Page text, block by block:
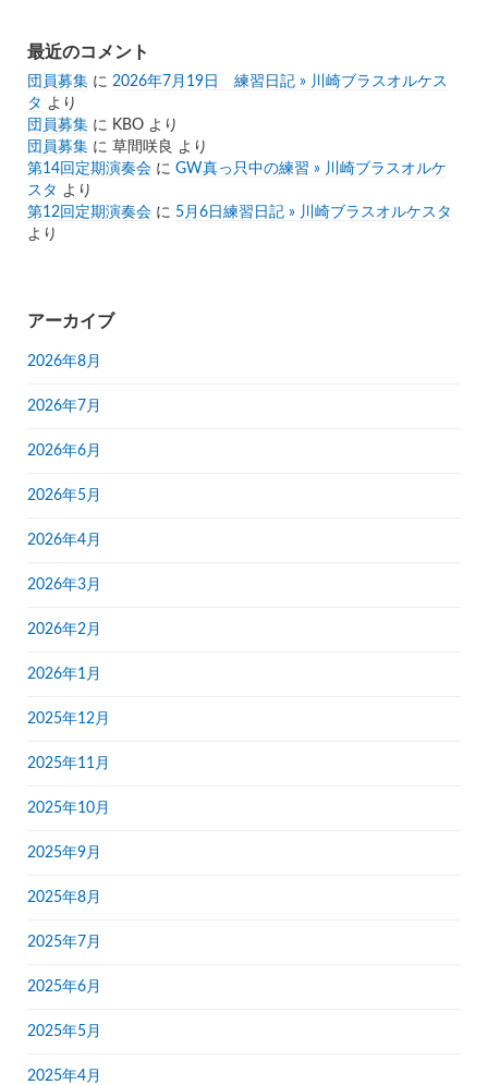
最近のコメント
団員募集 に 2026年7月19日 練習日記 » 川崎ブラスオルケス
タ より
団員募集 に KBO より
団員募集 に 草間咲良 より
第14回定期演奏会 に GW真っ只中の練習 » 川崎ブラスオルケ
スタ より
第12回定期演奏会 に 5月6日練習日記 » 川崎ブラスオルケスタ
より
アーカイブ
2026年8月
2026年7月
2026年6月
2026年5月
2026年4月
2026年3月
2026年2月
2026年1月
2025年12月
2025年11月
2025年10月
2025年9月
2025年8月
2025年7月
2025年6月
2025年5月
2025年4月